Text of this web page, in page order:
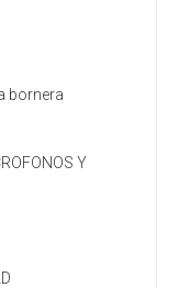
bornera
Y